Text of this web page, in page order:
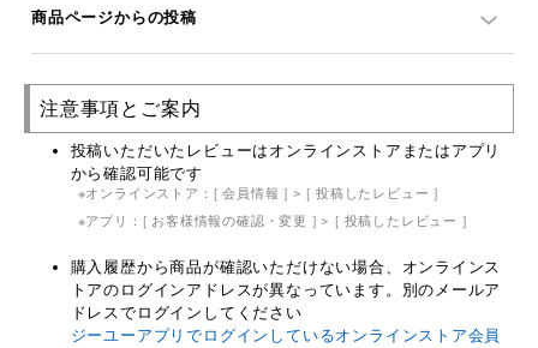
商品ページからの投稿
注意事項とご案内
投稿いただいたレビューはオンラインストアまたはアプリ
から確認可能です
オンラインストア：[ 会員情報 ] > [ 投稿したレビュー ]
アプリ：[ お客様情報の確認・変更 ] > [ 投稿したレビュー ]
購入履歴から商品が確認いただけない場合、オンラインス
トアのログインアドレスが異なっています。別のメールア
ドレスでログインしてください
ジーユーアプリでログインしているオンラインストア会員